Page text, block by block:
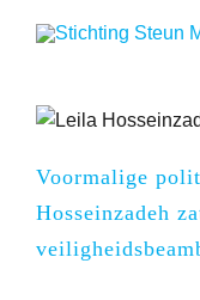
naar
Voormalige
Hosseinzadeh